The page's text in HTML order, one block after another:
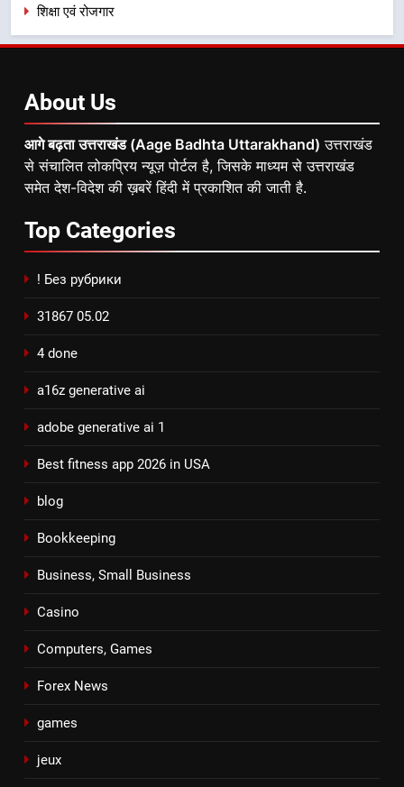
शिक्षा एवं रोजगार
About Us
आगे बढ़ता उत्तराखंड (Aage Badhta Uttarakhand) उत्तराखंड
से संचालित लोकप्रिय न्यूज़ पोर्टल है, जिसके माध्यम से उत्तराखंड
समेत देश-विदेश की ख़बरें हिंदी में प्रकाशित की जाती है.
Top Categories
! Без рубрики
31867 05.02
4 done
a16z generative ai
adobe generative ai 1
Best fitness app 2026 in USA
blog
Bookkeeping
Business, Small Business
Casino
Computers, Games
Forex News
games
jeux